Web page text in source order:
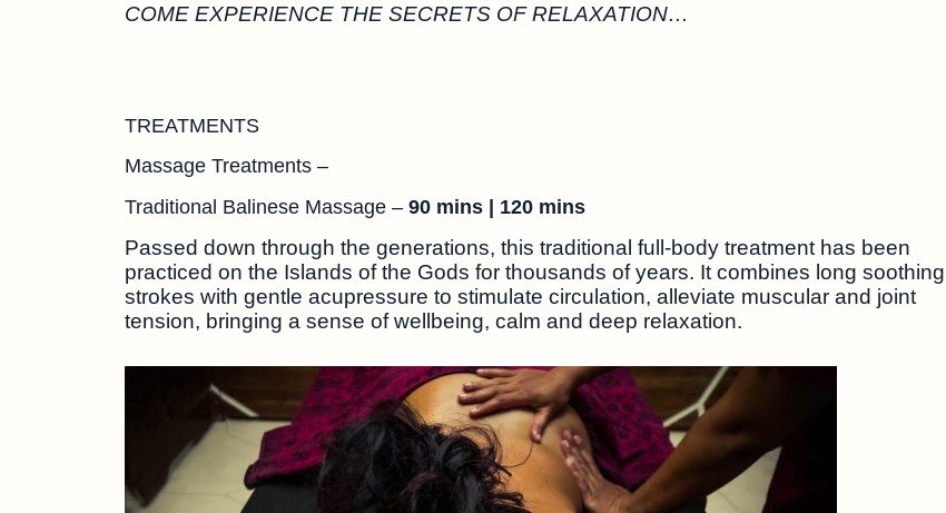
COME EXPERIENCE THE SECRETS OF RELAXATION…
TREATMENTS
Massage Treatments –
Traditional Balinese Massage – 90 mins | 120 mins
Passed down through the generations, this traditional full-body treatment has been
practiced on the Islands of the Gods for thousands of years. It combines long soothing
strokes with gentle acupressure to stimulate circulation, alleviate muscular and joint
tension, bringing a sense of wellbeing, calm and deep relaxation.